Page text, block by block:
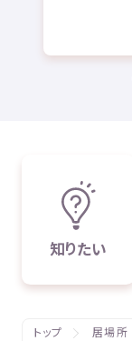
知りたい
トップ
居場所